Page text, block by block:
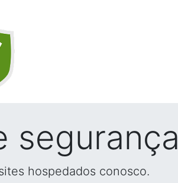
segurança
hospedados conosco.